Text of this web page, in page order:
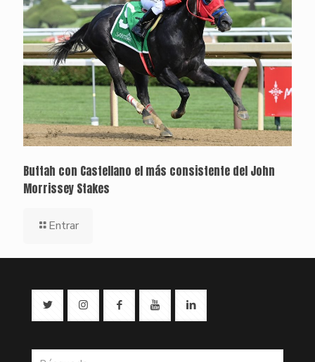
Buttah con Castellano el más consistente del John
Morrissey Stakes
Entrar